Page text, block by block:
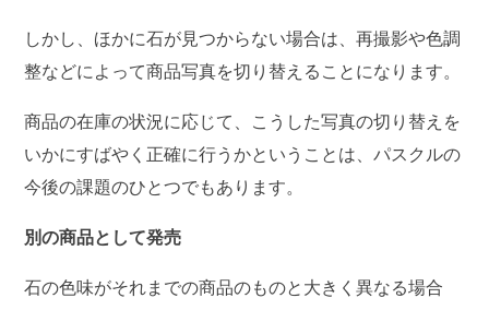
しかし、ほかに石が見つからない場合は、再撮影や色調
整などによって商品写真を切り替えることになります。
商品の在庫の状況に応じて、こうした写真の切り替えを
いかにすばやく正確に行うかということは、パスクルの
今後の課題のひとつでもあります。
別の商品として発売
石の色味がそれまでの商品のものと大きく異なる場合